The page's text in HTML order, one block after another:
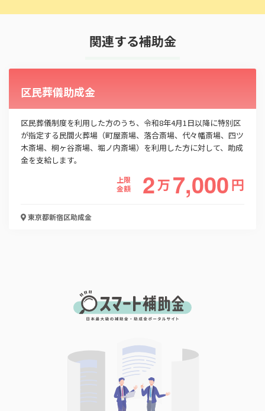
お名前
会社名
「PDF資料ダウンロード」ボタンを押下した時点
で本サービスの利用規約 に同意したものとみなさ
関連する補助金
区民葬儀助成金
区民葬儀制度を利用した方のうち、令和8年4月1日以降に特別区
が指定する民間火葬場（町屋斎場、落合斎場、代々幡斎場、四ツ
木斎場、桐ヶ谷斎場、堀ノ内斎場）を利用した方に対して、助成
金を支給します。
上限
金額
2万7,000円
東京都新宿区助成金